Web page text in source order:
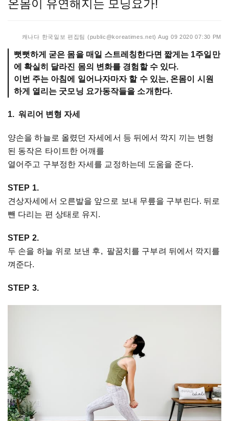
온몸이 유연해지는 모닝요가!
캐나다 한국일보 편집팀 (public@koreatimes.net) Aug 09 2020 07:30 PM
뻣뻣하게 굳은 몸을 매일 스트레칭한다면 짧게는 1주일만
에 확실히 달라진 몸의 변화를 경험할 수 있다.
이번 주는 아침에 일어나자마자 할 수 있는, 온몸이 시원
하게 열리는 굿모닝 요가동작들을 소개한다.
1. 워리어 변형 자세
양손을 하늘로 올렸던 자세에서 등 뒤에서 깍지 끼는 변형
된 동작은 타이트한 어깨를
열어주고 구부정한 자세를 교정하는데 도움을 준다.
STEP 1.
견상자세에서 오른발을 앞으로 보내 무릎을 구부린다. 뒤로
뺀 다리는 편 상태로 유지.
STEP 2.
두 손을 하늘 위로 보낸 후, 팔꿈치를 구부려 뒤에서 깍지를
껴준다.
STEP 3.